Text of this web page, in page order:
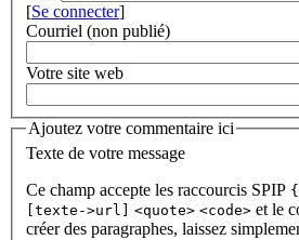
[Se connecter]
Courriel (non publié)
Votre site web
Ajoutez votre commentaire ici
Texte de votre message
Ce champ accepte les raccourcis SPIP
[texte->url]
<quote> <code> et le
créer des paragraphes, laissez